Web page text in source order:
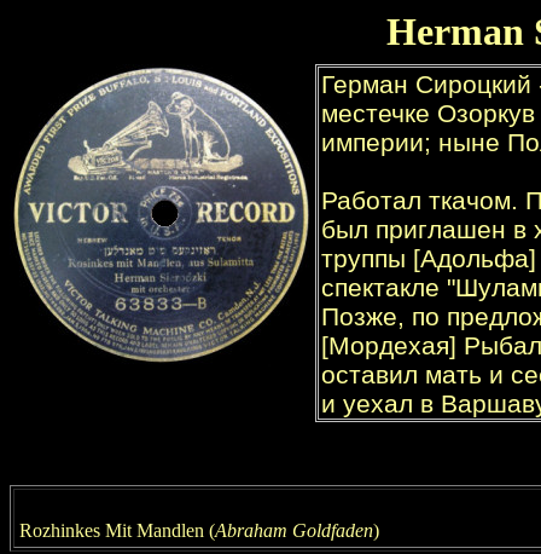
Herman
Rozhinkes Mit Mandlen (Abraham Goldfaden)